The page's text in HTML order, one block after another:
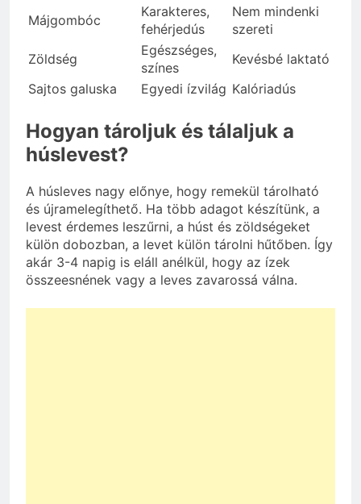
Májgombóc
Karakteres,
fehérjedús
Nem mindenki
szereti
Zöldség
Egészséges,
színes
Kevésbé laktató
Sajtos galuska
Egyedi ízvilág Kalóriadús
Hogyan tároljuk és tálaljuk a
húslevest?
A húsleves nagy előnye, hogy remekül tárolható
és újramelegíthető. Ha több adagot készítünk, a
levest érdemes leszűrni, a húst és zöldségeket
külön dobozban, a levet külön tárolni hűtőben. Így
akár 3-4 napig is eláll anélkül, hogy az ízek
összeesnének vagy a leves zavarossá válna.